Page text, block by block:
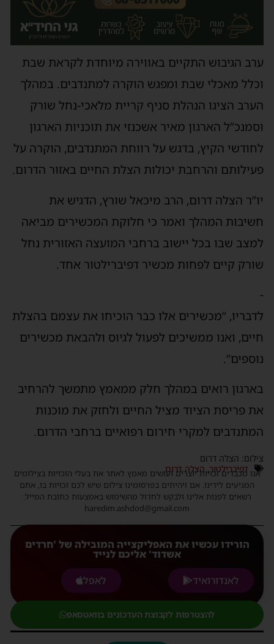
ערב הגיבוש התקיים באווירה מיוחדת לקראת שבת
וכלל מאכלי שבת ומפגש הוקרה למתנדבים. במהלך
הערב הציגו הנהלת סניף קריית מלאכי-נחל שורק
וסמנכ”ל הארגון מאיר אשכנזי את תוכניות הארגון
לחודשי הקיץ, בדגש על רווחת המתנדבים, הוקרה על
פעילותם והרחבת יכולות הצלת החיים באזור הדרום.
יו”ר הצלה דרום, הרב מיכאל שורץ, הדגיש את
חשיבות המהלך ואמר כי חלוקת המכשירים מביאה
למצב שבו בכל יישוב ברחבי המועצה האזורית נחל
שורק קיים לפחות מכשיר דפיברילטור אחד.
-
לדבריו, “מכשירים אלו כבר הוכיחו את עצמם בהצלת
חיים, ואנו ממשיכים לפעול לגיוס ולהבאת מכשירים
נוספים”.
בארגון רואים במהלך חלק ממאמץ מתמשך להרחיב
את פריסת הציוד מציל החיים ולחזק את מוכנות
המתנדבים למקרי חירום רפואיים ברחבי הדרום.
צילום: הצלה דרום
דפיברילטור,הצלה דרום
אנו מכבדים זכויות יוצרים ועושים מאמץ לאתר את בעלי הזכויות בצילומים
המגיעים לידינו. אם זיהיתים בפרסומינו צילום שיש לכם זכויות בו, אתם
רשאים לפנות אלינו ולבקש לחדול מהשימוש באמצעות כתובת המייל:
haredim.ashdod@gmail.com
הורידו עכשיו את האפליקצייה המובילה של 'חרדים
אשדוד' אליכם לנייד
לאנדורואיד
לאפל
להצטרפות לקבוצת העדכונים בוואטסאפ